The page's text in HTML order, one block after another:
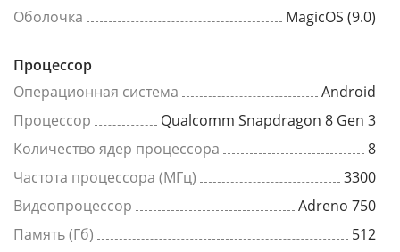
Оболочка
MagicOS (9.0)
Процессор
Операционная система
Android
Процессор
Qualcomm Snapdragon 8 Gen 3
Количество ядер процессора
8
Частота процессора (МГц)
3300
Видеопроцессор
Adreno 750
Память (Гб)
512